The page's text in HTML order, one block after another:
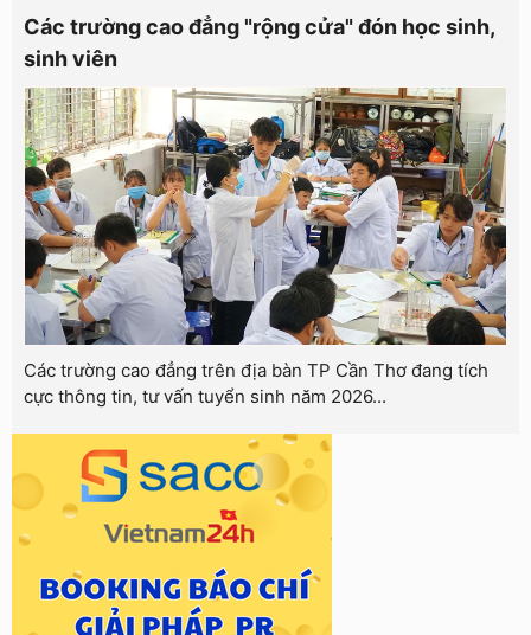
Các trường cao đẳng "rộng cửa" đón học sinh,
sinh viên
Các trường cao đẳng trên địa bàn TP Cần Thơ đang tích
cực thông tin, tư vấn tuyển sinh năm 2026...